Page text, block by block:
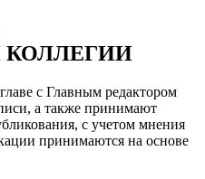
с Главным редактором
а также принимают
с учетом мнения
принимаются на основе